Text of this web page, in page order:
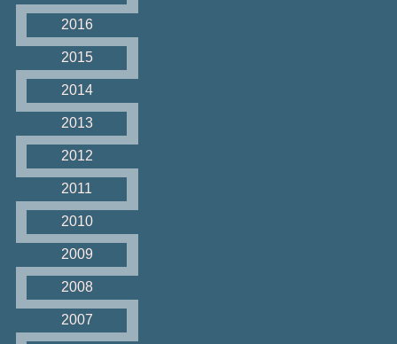
2016
2015
2014
2013
2012
2011
2010
2009
2008
2007